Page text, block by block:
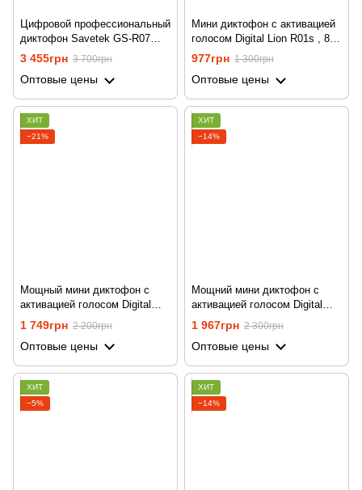
Цифровой профессиональный
диктофон Savetek GS-R07
для записи голоса, 32 Гб
памяти, стерео, SD до 64 Гб
3 455грн 3 700грн
Оптовые цены
Мини диктофон с активацией
голосом Digital Lion R01s , 8
Гб, VOX, 12 часов записи
977грн 1 300грн
Оптовые цены
ХИТ
−21%
Мощный мини диктофон с
активацией голосом Digital
Lion RP03, с повербанком,
8gb, до 500 часов работы
1 749грн 2 200грн
Оптовые цены
ХИТ
−14%
Мощний мини диктофон с
активацией голосом Digital
Lion RP03, с повербанком,
16gb, до 500 часов работы
1 967грн 2 300грн
Оптовые цены
ХИТ
−5%
ХИТ
−14%